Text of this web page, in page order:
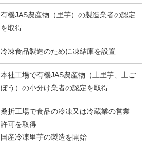
有機JAS農産物（里芋）の製造業者の認定
を取得
冷凍食品製造のために凍結庫を設置
本社工場で有機JAS農産物（土里芋、土ご
ぼう）の小分け業者の認定を取得
桑折工場で食品の冷凍又は冷蔵業の営業
許可を取得
国産冷凍里芋の製造を開始